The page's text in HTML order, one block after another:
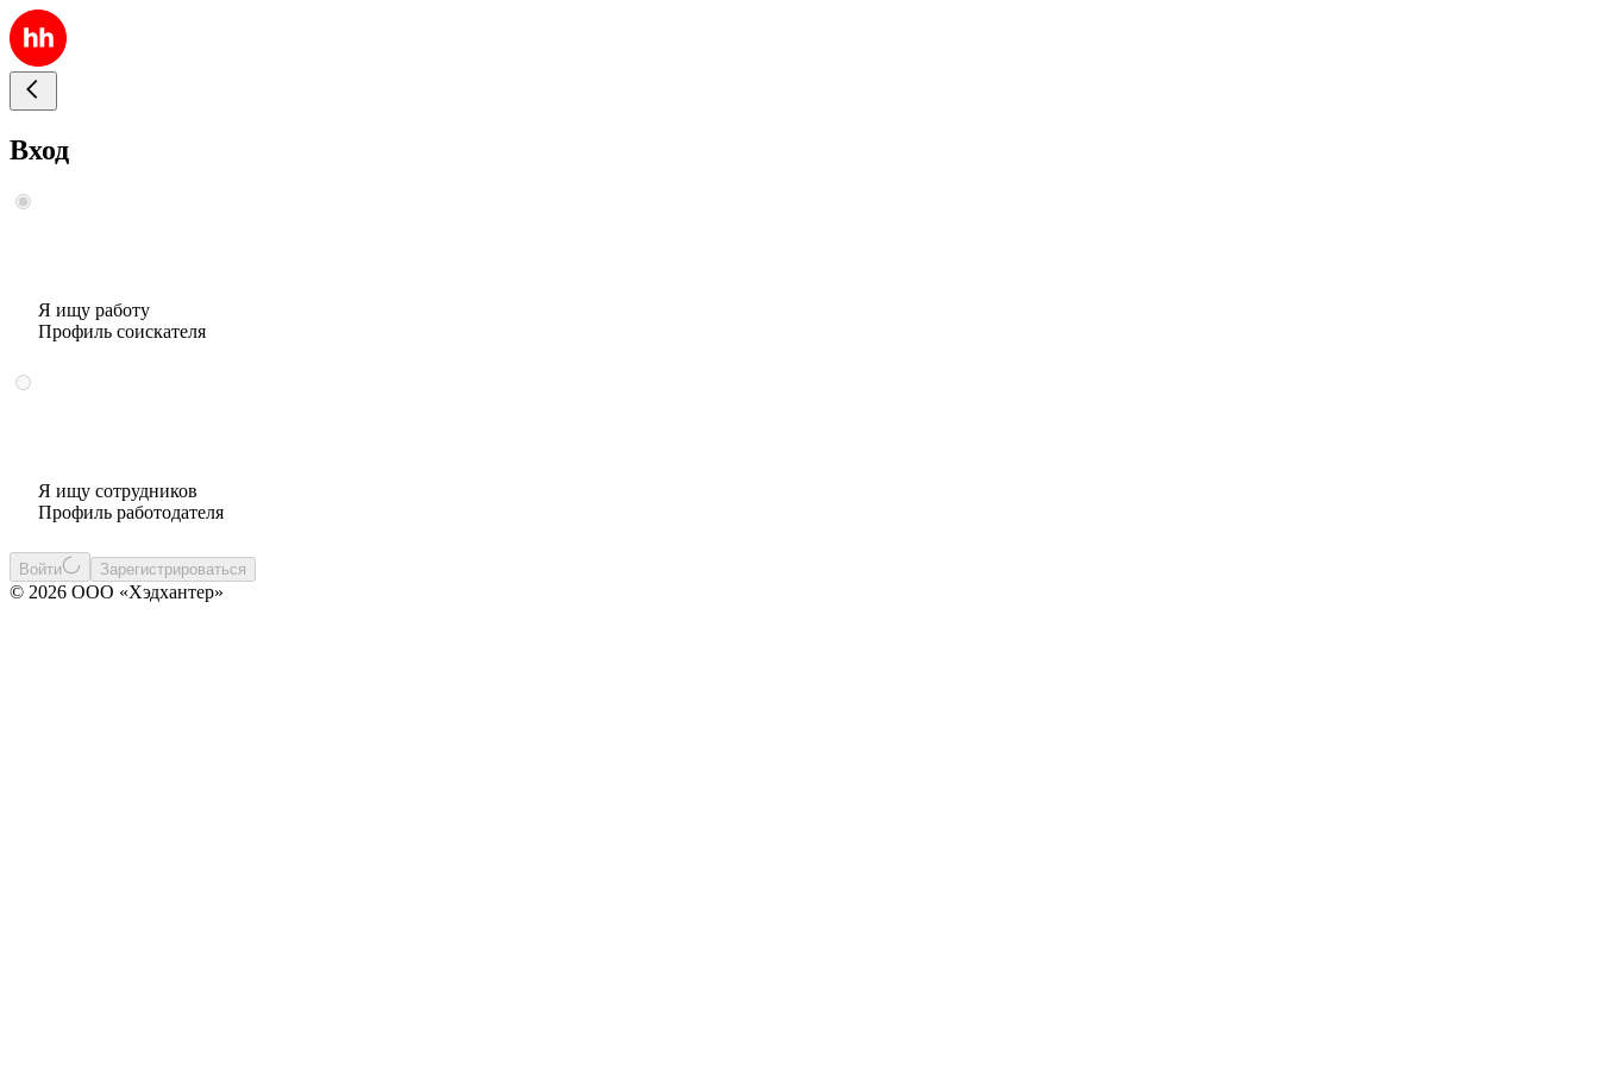
Вход
Я ищу работу
Профиль соискателя
Я ищу сотрудников
Профиль работодателя
Войти Зарегистрироваться
© 2026 ООО «Хэдхантер»